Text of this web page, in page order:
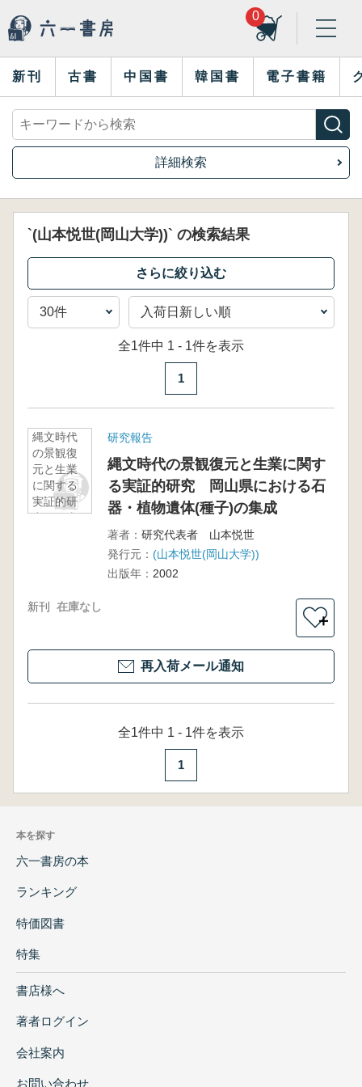
0
新刊 古書 中国書 韓国書 電子書籍
詳細検索
`(山本悦世(岡山大学))` の検索結果
全1件中 1 - 1件を表示
1
縄文時代
の景観復
元と生業
に関する
実証的研
究 岡山
研究報告
縄文時代の景観復元と生業に関す
る実証的研究 岡山県における石
器・植物遺体(種子)の集成
著者： 研究代表者 山本悦世
発行元： (山本悦世(岡山大学))
出版年： 2002
新刊 在庫なし
＋
再入荷メール通知
全1件中 1 - 1件を表示
1
本を探す
六一書房の本
ランキング
特価図書
特集
書店様へ
著者ログイン
会社案内
お問い合わせ